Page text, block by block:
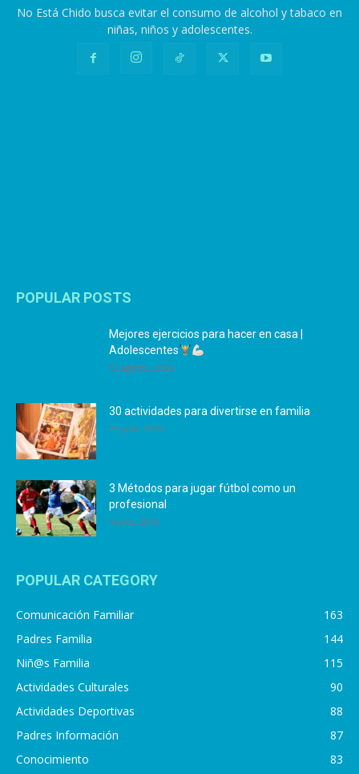
No Está Chido busca evitar el consumo de alcohol y tabaco en
niñas, niños y adolescentes.
POPULAR POSTS
Mejores ejercicios para hacer en casa |
Adolescentes
12 agosto, 2024
30 actividades para divertirse en familia
25 julio, 2019
3 Métodos para jugar fútbol como un
profesional
4 julio, 2019
POPULAR CATEGORY
Comunicación Familiar
163
Padres Familia
144
Niñ@s Familia
115
Actividades Culturales
90
Actividades Deportivas
88
Padres Información
87
Conocimiento
83